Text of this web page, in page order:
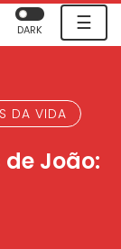
☰
DARK
DA VIDA
João: